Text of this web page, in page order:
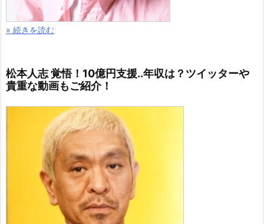
» 続きを読む
松本人志 覚悟！10億円支援..年収は？ツイッターや
貴重な動画もご紹介！